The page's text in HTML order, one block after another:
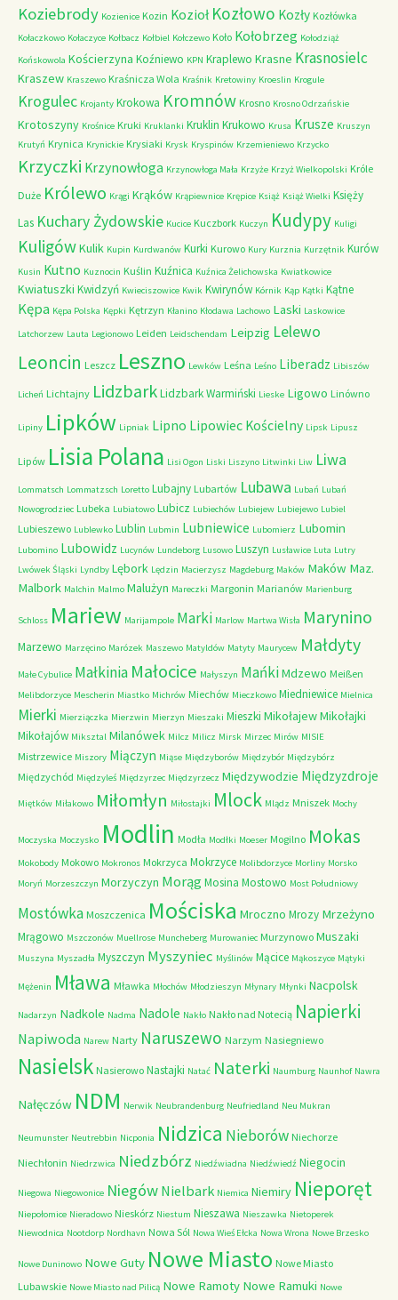
Koziebrody Kozienice Kozin Kozioł Kozłowo Kozły Kozłówka
Kołaczkowo Kołaczyce Kołbacz Kołbiel Kołczewo Koło Kołobrzeg Kołodziąż
Końskowola Kościerzyna Koźniewo KPN Kraplewo Krasne Krasnosielc
Kraszew Kraszewo Kraśnicza Wola Kraśnik Kretowiny Kroeslin Krogule
Krogulec Krojanty Krokowa Kromnów Krosno Krosno Odrzańskie
Krotoszyny Krośnice Kruki Kruklanki Kruklin Krukowo Krusa Krusze Kruszyn
Krutyń Krynica Krynickie Krysiaki Krysk Kryspinów Krzemieniewo Krzycko
Krzyczki Krzynowłoga Krzynowłoga Mała Krzyże Krzyż Wielkopolski Króle
Duże Królewo Krągi Krąków Krąpiewnice Krępice Książ Książ Wielki Księży
Las Kuchary Żydowskie Kucice Kuczbork Kuczyn Kudypy Kuligi
KuligówKulik Kupin Kurdwanów Kurki Kurowo Kury Kurznia Kurzętnik Kurów
Kusin Kutno Kuznocin Kuślin Kuźnica Kuźnica Żelichowska Kwiatkowice
Kwiatuszki Kwidzyń Kwieciszowice Kwik Kwirynów Kórnik Kąp Kątki Kątne
Kępa Kępa Polska Kępki Kętrzyn Kłanino Kłodawa Lachowo Laski Laskowice
Latchorzew Lauta Legionowo Leiden Leidschendam Leipzig Lelewo
Leoncin Leszcz Leszno Lewków Leśna Leśno Liberadz Libiszów
Licheń Lichtajny LidzbarkLidzbark Warmiński Lieske Ligowo Linówno
Lipiny Lipków Lipniak Lipno Lipowiec Kościelny Lipsk Lipusz
Lipów Lisia Polana Lisi Ogon Liski Liszyno Litwinki Liw Liwa
Lommatsch Lommatzsch Loretto Lubajny Lubartów Lubawa Lubań Lubań
Nowogrodziec Lubeka Lubiatowo Lubicz Lubiechów Lubiejew Lubiejewo Lubiel
Lubieszewo Lublewko Lublin Lubmin Lubniewice Lubomierz Lubomin
Lubomino Lubowidz Lucynów Lundeborg Lusowo Luszyn Lusławice Luta Lutry
Lwówek Śląski Lyndby Lębork Lędzin Macierzysz Magdeburg Maków Maków Maz.
Malbork Malchin Malmo Malużyn Mareczki Margonin Marianów Marienburg
Schloss Mariew Marijampole Marki Marlow Martwa Wisła Marynino
Marzewo Marzęcino Marózek Maszewo Matyldów Matyty Maurycew Małdyty
Małe Cybulice Małkinia Małocice Małyszyn MańkiMdzewo Meißen
Melibdorzyce Mescherin Miastko Michrów Miechów Mieczkowo Miedniewice Mielnica
Mierki Mierziączka Mierzwin Mierzyn Mieszaki Mieszki MikołajewMikołajki
Mikołajów Miksztal Milanówek Milcz Milicz Mirsk Mirzec Mirów MISIE
Mistrzewice Miszory Miączyn Miąse Międzyborów Międzybór Międzybórz
Międzychód Międzyleś Międzyrzec Międzyrzecz Międzywodzie Międzyzdroje
Miętków Miłakowo Miłomłyn Miłostajki Mlock Mlądz Mniszek Mochy
Moczyska Moczysko Modlin Modła Modłki Moeser Mogilno Mokas
Mokobody Mokowo Mokronos Mokrzyca Mokrzyce Molibdorzyce Morliny Morsko
Moryń Morzeszczyn Morzyczyn MorągMosina Mostowo Most Południowy
Mostówka Moszczenica Mościska Mroczno Mrozy Mrzeżyno
Mrągowo Mszczonów Muellrose Muncheberg Murowaniec Murzynowo Muszaki
Muszyna Myszadła Myszczyn Myszyniec Myślinów Mącice Mąkoszyce Mątyki
Mężenin Mława Mławka Młochów Młodzieszyn Młynary Młynki Nacpolsk
Nadarzyn Nadkole Nadma Nadole Nakło Nakło nad Notecią Napierki
Napiwoda Narew Narty Naruszewo Narzym Nasiegniewo
Nasielsk Nasierowo Nastajki Natać Naterki Naumburg Naunhof Nawra
Nałęczów NDM Nerwik Neubrandenburg Neufriedland Neu Mukran
Neumunster Neutrebbin Nicponia Nidzica Nieborów Niechorze
Niechłonin Niedrzwica Niedzbórz Niedźwiadna Niedźwiedź Niegocin
Niegowa Niegowonice Niegów Nielbark Niemica Niemiry Nieporęt
Niepołomice Nieradowo Nieskórz Niestum Nieszawa Nieszawka Nietoperek
Niewodnica Nootdorp Nordhavn Nowa Sól Nowa Wieś Ełcka Nowa Wrona Nowe Brzesko
Nowe Duninowo Nowe Guty Nowe Miasto Nowe Miasto
Lubawskie Nowe Miasto nad Pilicą Nowe Ramoty Nowe Ramuki Nowe